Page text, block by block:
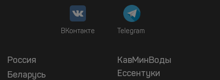
ВКонтакте Telegram
Россия
Беларусь
КавМинВоды
Ессентуки